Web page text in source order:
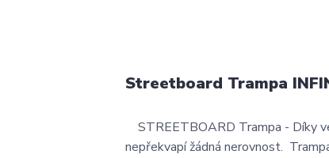
Streetboard Trampa
STREETBOARD Trampa - Díky
nepřekvapí žádná nerovnost.